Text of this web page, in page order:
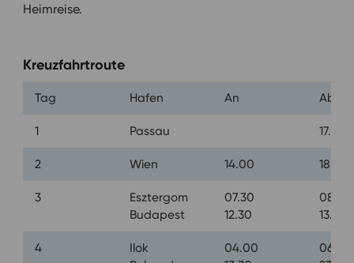
Heimreise.
Kreuzfahrtroute
Tag Hafen An Ab
1 Passau 17.00
2 Wien 14.00 18.00
3
Esztergom
Budapest
07.30
12.30
08.30
13.00
4
Ilok
04.00
06.00